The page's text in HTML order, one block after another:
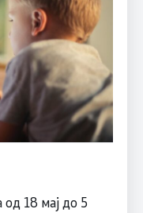
18 мај до 5